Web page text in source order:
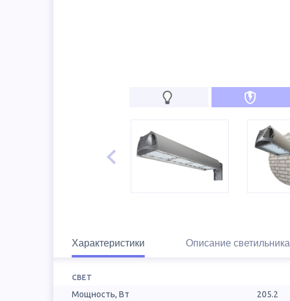
Характеристики Описание светильника
СВЕТ
Мощность, Вт
205.2